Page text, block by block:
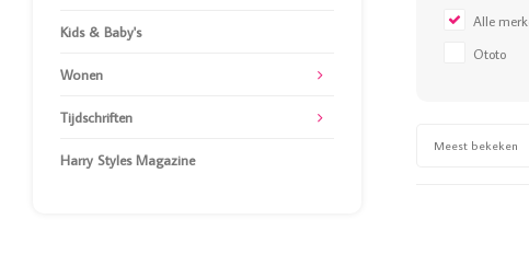
Kids & Baby's
Wonen
Tijdschriften
Harry Styles Magazine
Alle
Ototo
Meest bekeken